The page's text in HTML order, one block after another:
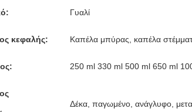
Γυαλί
κεφαλής: Καπέλα μπύρας, καπέλα
250 ml 330 ml 500 ml 650 ml
Δέκα, παγωμένο, ανάγλυφο,